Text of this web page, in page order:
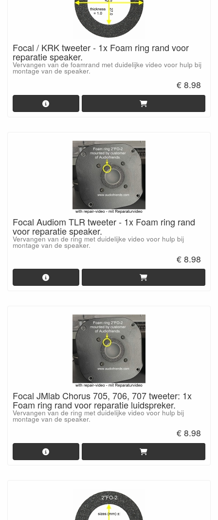
Focal / KRK tweeter - 1x Foam ring rand voor
reparatie speaker.
Vervangen van de foamrand met duidelijke video voor hulp bij
montage van de speaker.
€ 8.98
Focal Audiom TLR tweeter - 1x Foam ring rand
voor reparatie speaker.
Vervangen van de ring met duidelijke video voor hulp bij
montage van de speaker.
€ 8.98
Focal JMlab Chorus 705, 706, 707 tweeter: 1x
Foam ring rand voor reparatie luidspreker.
Vervangen van de ring met duidelijke video voor hulp bij
montage van de speaker.
€ 8.98